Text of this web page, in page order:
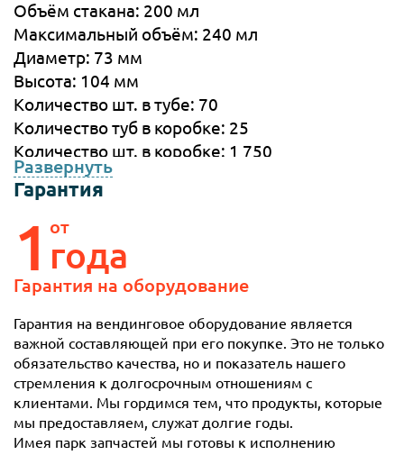
Объём стакана: 200 мл
Максимальный объём: 240 мл
Диаметр: 73 мм
Высота: 104 мм
Количество шт. в тубе: 70
Количество туб в коробке: 25
Количество шт. в коробке: 1 750
Производство: Россия
Цена за шт: 3 ₽
Развернуть
Гарантия
Гарантия на вендинговое оборудование является
важной составляющей при его покупке. Это не только
обязательство качества, но и показатель нашего
стремления к долгосрочным отношениям с
клиентами. Мы гордимся тем, что продукты, которые
мы предоставляем, служат долгие годы.
Имея парк запчастей мы готовы к исполнению
от
1 года
Гарантия на оборудование